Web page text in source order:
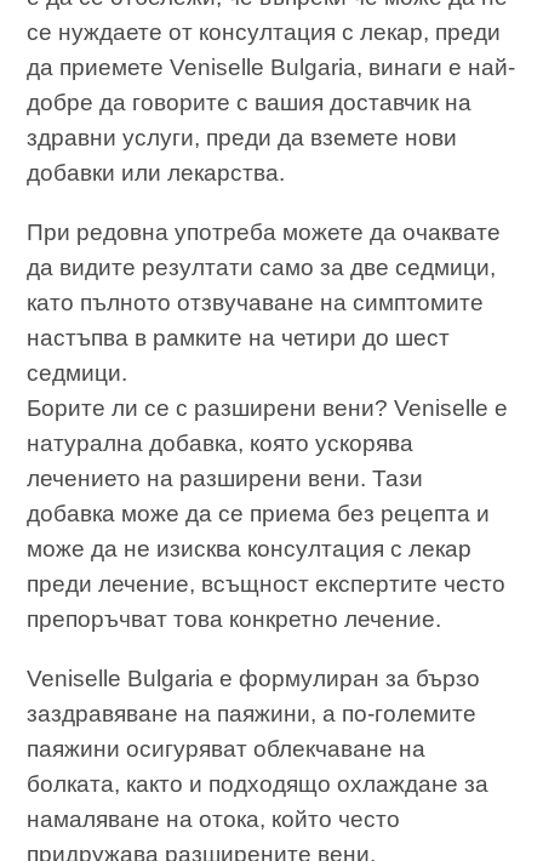
се нуждаете от консултация с лекар, преди
да приемете Veniselle Bulgaria, винаги е най-
добре да говорите с вашия доставчик на
здравни услуги, преди да вземете нови
добавки или лекарства.
При редовна употреба можете да очаквате
да видите резултати само за две седмици,
като пълното отзвучаване на симптомите
настъпва в рамките на четири до шест
седмици.
Борите ли се с разширени вени? Veniselle е
натурална добавка, която ускорява
лечението на разширени вени. Тази
добавка може да се приема без рецепта и
може да не изисква консултация с лекар
преди лечение, всъщност експертите често
препоръчват това конкретно лечение.
Veniselle Bulgaria е формулиран за бързо
заздравяване на паяжини, а по-големите
паяжини осигуряват облекчаване на
болката, както и подходящо охлаждане за
намаляване на отока, който често
придружава разширените вени.